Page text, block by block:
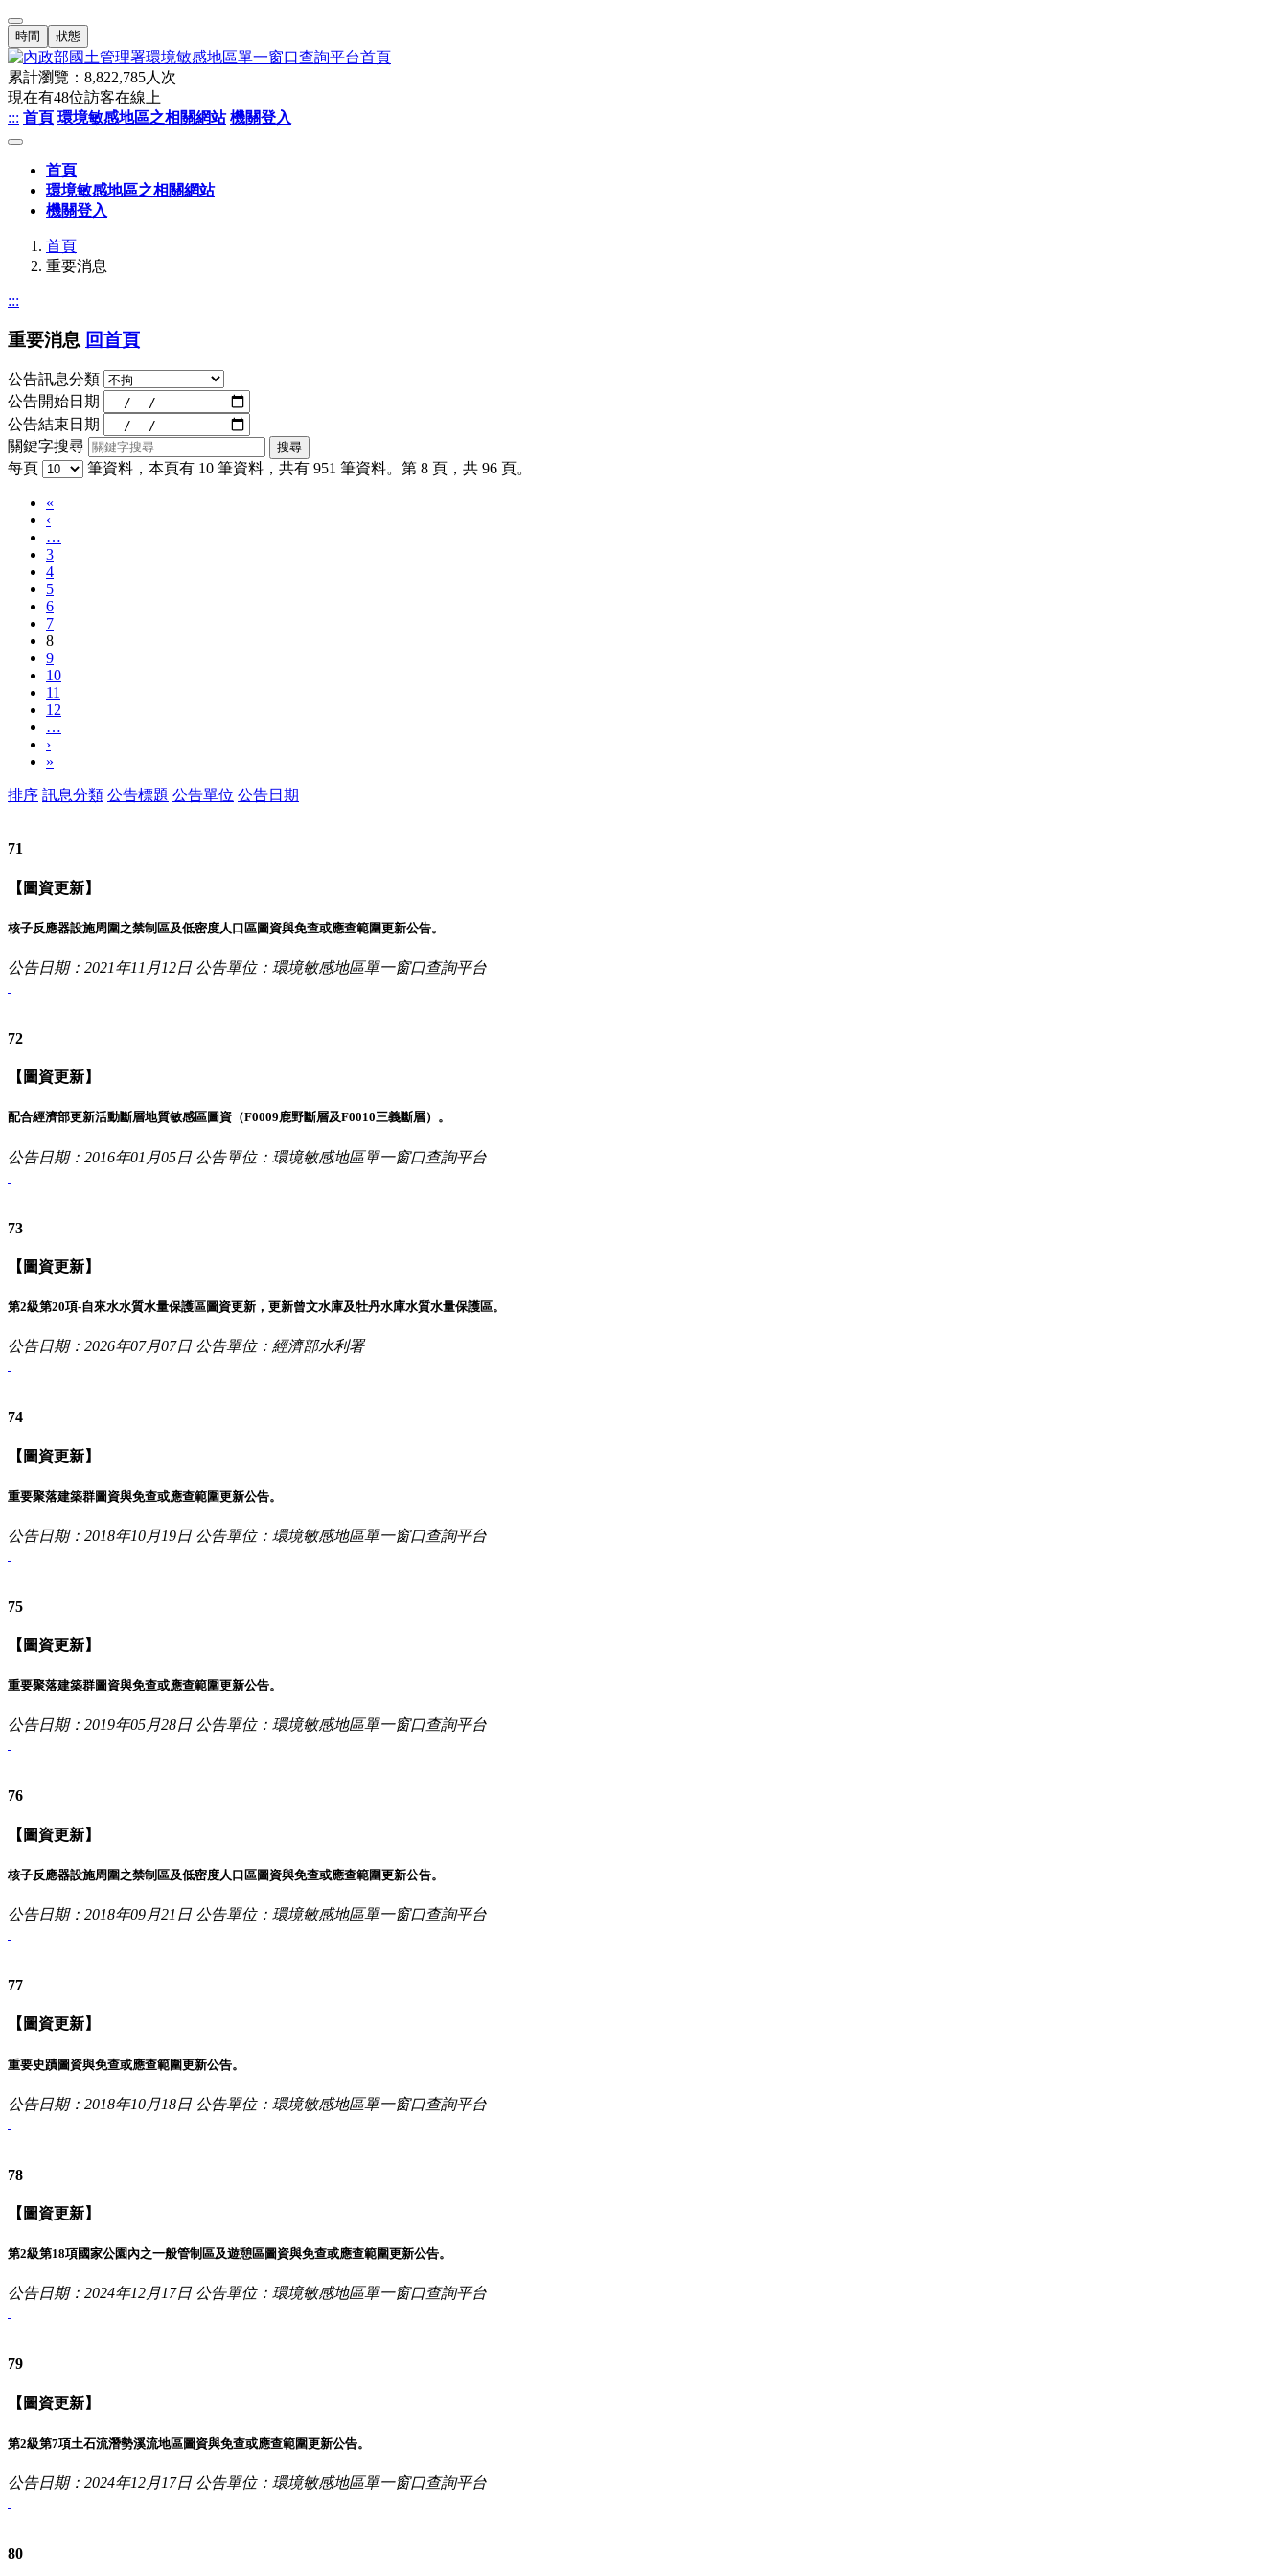
時間 狀態
累計瀏覽： 8,822,785人次
現在有48位訪客在線上
::: 首頁 環境敏感地區之相關網站 機關登入
首頁
環境敏感地區之相關網站
機關登入
首頁
重要消息
:::
重要消息 回首頁
公告訊息分類
公告開始日期
公告結束日期
關鍵字搜尋
每頁
筆資料，本頁有 10 筆資料，共有 951 筆資料。第 8 頁，共 96 頁。
«
‹
…
3
4
5
6
7
8
9
10
11
12
…
›
»
排序 訊息分類 公告標題 公告單位 公告日期
71
【圖資更新】
核子反應器設施周圍之禁制區及低密度人口區圖資與免查或應查範圍更新公告。
公告日期：2021年11月12日 公告單位：環境敏感地區單一窗口查詢平台
72
【圖資更新】
配合經濟部更新活動斷層地質敏感區圖資（F0009鹿野斷層及F0010三義斷層）。
公告日期：2016年01月05日 公告單位：環境敏感地區單一窗口查詢平台
73
【圖資更新】
第2級第20項-自來水水質水量保護區圖資更新，更新曾文水庫及牡丹水庫水質水量保護區。
公告日期：2026年07月07日 公告單位：經濟部水利署
74
【圖資更新】
重要聚落建築群圖資與免查或應查範圍更新公告。
公告日期：2018年10月19日 公告單位：環境敏感地區單一窗口查詢平台
75
【圖資更新】
重要聚落建築群圖資與免查或應查範圍更新公告。
公告日期：2019年05月28日 公告單位：環境敏感地區單一窗口查詢平台
76
【圖資更新】
核子反應器設施周圍之禁制區及低密度人口區圖資與免查或應查範圍更新公告。
公告日期：2018年09月21日 公告單位：環境敏感地區單一窗口查詢平台
77
【圖資更新】
重要史蹟圖資與免查或應查範圍更新公告。
公告日期：2018年10月18日 公告單位：環境敏感地區單一窗口查詢平台
78
【圖資更新】
第2級第18項國家公園內之一般管制區及遊憩區圖資與免查或應查範圍更新公告。
公告日期：2024年12月17日 公告單位：環境敏感地區單一窗口查詢平台
79
【圖資更新】
第2級第7項土石流潛勢溪流地區圖資與免查或應查範圍更新公告。
公告日期：2024年12月17日 公告單位：環境敏感地區單一窗口查詢平台
80